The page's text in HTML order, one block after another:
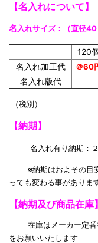
【名入れについて】
名入れサイズ：（直径
120
名入れ加工代
＠60
名入れ版代
（税別）
【納期】
名入れ有り納期：２
※納期はおよその目安
っても変わる事がありま
【納期及び商品在庫】
在庫はメーカー定番
をお願いいたします